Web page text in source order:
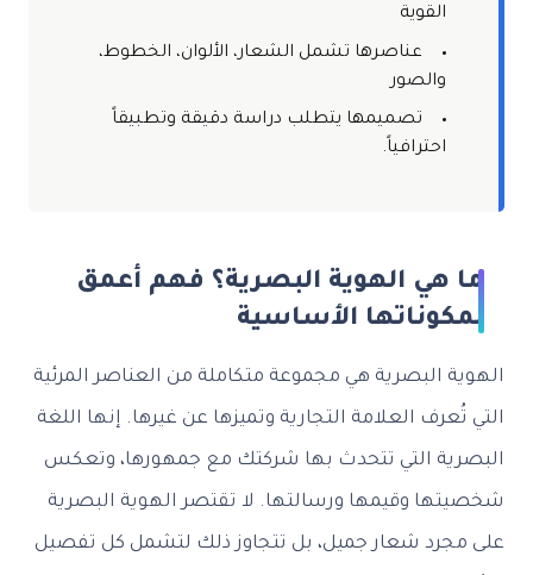
القوية
عناصرها تشمل الشعار، الألوان، الخطوط،
والصور
تصميمها يتطلب دراسة دقيقة وتطبيقاً
احترافياً.
ما هي الهوية البصرية؟ فهم أعمق
لمكوناتها الأساسية
الهوية البصرية هي مجموعة متكاملة من العناصر المرئية
التي تُعرف العلامة التجارية وتميزها عن غيرها. إنها اللغة
البصرية التي تتحدث بها شركتك مع جمهورها، وتعكس
شخصيتها وقيمها ورسالتها. لا تقتصر الهوية البصرية
على مجرد شعار جميل، بل تتجاوز ذلك لتشمل كل تفصيل